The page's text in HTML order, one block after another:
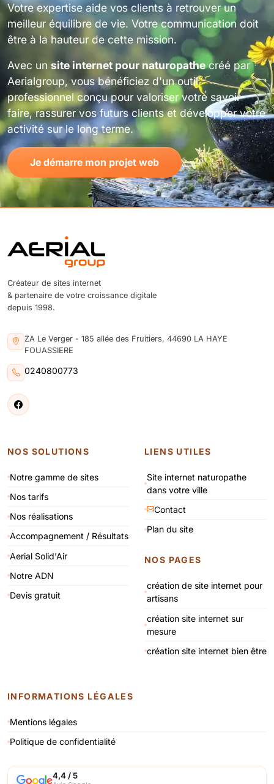
Votre expertise aide vos clients à retrouver un
meilleur équilibre de vie. Votre communication doit
être à la hauteur de cette mission.
Avec un site internet pour naturopathecréé par
Aerialgroup, vous bénéficiez d'un outil
professionnel conçu pour valoriser votre savoir-
faire, rassurer vos futurs clients et développer votre
activité sur le long terme.
Je démarre mon projet web
Créateur de sites internet
& partenaire de votre croissance digitale
depuis 1998.
ZA Le Verger - 185 allée des Fruitiers, 44690 LA HAYE
FOUASSIERE
0240800773
NOS SOLUTIONS
Notre gamme de sites
Nos tarifs
Nos réalisations
Accompagnement / Résultats
Aerial Solid'Air
Notre ADN
Devis gratuit
LIENS UTILES
Site internet naturopathe
dans votre ville
Contact
Plan du site
NOS PAGES
création de site internet pour
artisans
création site internet sur
mesure
création site internet bien être
INFORMATIONS LÉGALES
Mentions légales
Politique de confidentialité
4,4 / 5